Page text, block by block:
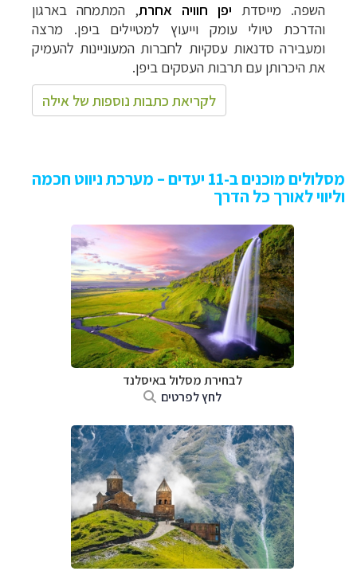
השפה. מייסדת יפן חוויה אחרת, המתמחה בארגון
והדרכת טיולי עומק וייעוץ למטיילים ביפן. מרצה
ומעבירה סדנאות עסקיות לחברות המעוניינות להעמיק
את היכרותן עם תרבות העסקים ביפן.
לקריאת כתבות נוספות של אילה
מסלולים מוכנים ב-11 יעדים – מערכת ניווט חכמה
וליווי לאורך כל הדרך
לבחירת מסלול באיסלנד
לחץ לפרטים